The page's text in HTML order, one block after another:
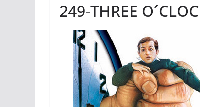
249-THREE